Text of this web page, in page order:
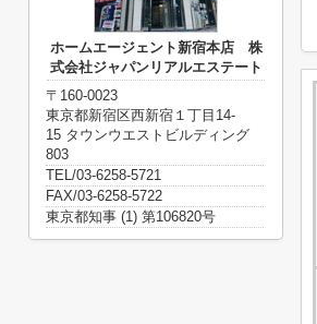
ホームエージェント新宿本店 株
式会社ジャパンリアルエステート
〒160-0023
東京都新宿区西新宿１丁目14-
15 タウンウエストビルディング
803
TEL/03-6258-5721
FAX/03-6258-5722
東京都知事 (1) 第106820号